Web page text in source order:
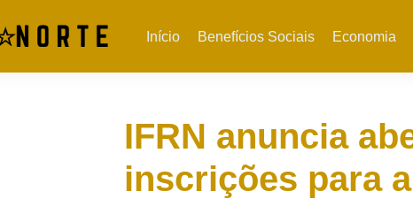
Início Benefícios Sociais Economia
IFRN anuncia
inscrições para